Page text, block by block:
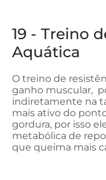
19 - Treino
Aquática
O treino de
ganho muscular,
indiretamente na
mais ativo do
gordura, por isso
metabólica de
que queima mais